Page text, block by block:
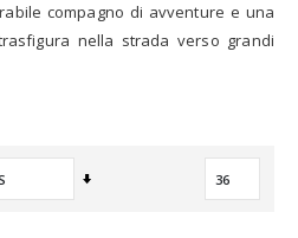
compagno di avventure e una
nella strada verso grandi
Imposta